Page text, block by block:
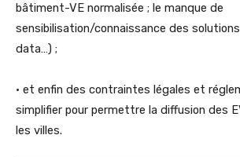
bâtiment-VE normalisée ; le manque de
sensibilisation/connaissance des
data…) ;
• et enfin des contraintes légales et
simplifier pour permettre la diffusion des
les villes.